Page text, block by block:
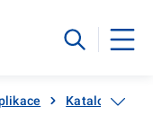
Katalog